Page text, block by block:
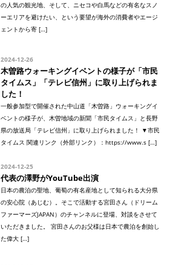
の人気の観光地、そして、ニセコや白馬などの有名なスノ
ーエリアを避けたい、という要望が海外の消費者やエージ
ェントから寄 […]
2024-12-26
木曽路ウォーキングイベントの様子が「市民
タイムス」「テレビ信州」に取り上げられま
した！
一般参加型で開催された中山道「木曽路」ウォーキングイ
ベントの様子が、木曽地域の新聞「市民タイムス」と長野
県の放送局「テレビ信州」に取り上げられました！ ▼市民
タイムス 関連リンク（外部リンク）：https://www.s […]
2024-12-25
代表の澤野がYouTube出演
日本の農泊の聖地、葡萄の有名産地として知られる大分県
の安心院（あじむ）。そこで活動する宮田さん（ドリーム
ファーマーズJAPAN）のチャンネルに登場、対談をさせて
いただきました。 宮田さんのお父様は日本で農泊を創始し
た偉大 […]